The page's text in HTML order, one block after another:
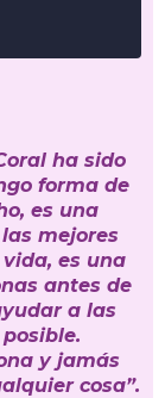
ha sido
forma de
es una
mejores
es una
antes de
a las
y jamás
cosa”.